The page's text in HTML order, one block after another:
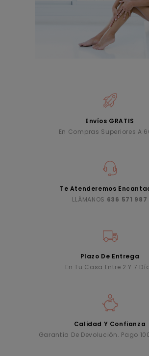
Envíos GRATIS
En Compras Superiores A
Te Atenderemos
LLÁMANOS 636 571 987
Plazo De Entrega
En Tu Casa Entre 2 Y 7
Calidad Y Confianza
Garantía De Devolución. Pago